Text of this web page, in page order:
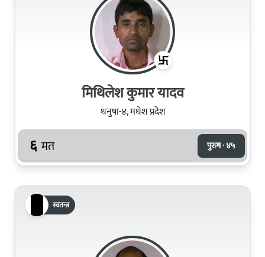
मिथिलेश कुमार यादव
धनुषा-४, मधेश प्रदेश
६ मत पुरुष · ४५
स्वतन्त्र